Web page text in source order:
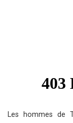
Les hommes de